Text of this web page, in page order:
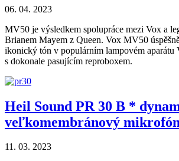
06. 04. 2023
MV50 je výsledkem spolupráce mezi Vox a
Brianem Mayem z Queen. Vox MV50
ikonický tón v populárním lampovém aparátu
s dokonale pasujícím reproboxem.
Heil Sound PR 30 B *
veľkomembránový
11. 03. 2023